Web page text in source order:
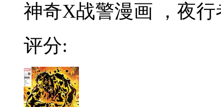
神奇X战警漫画 ，夜
评分: